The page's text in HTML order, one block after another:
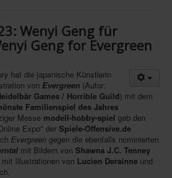
Special 2025
Wenyi Geng für
Geng for Evergreen
hat die japanische Künstlerin
von Evergreen (Autor:
Games / Horrible Guild) mit dem
Familienspiel des Jahres
Messe modell-hobby-spiel gab den
Expo" der Spiele-Offensive.de
Evergreen gegen die ebenfalls nominierten
mit Bildern von Shawna J.C. Tenney
mit Illustrationen von Lucien Derainne und